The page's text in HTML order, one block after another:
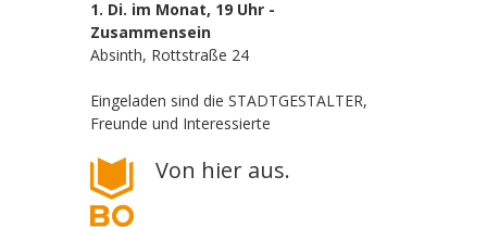
1. Di. im Monat, 19 Uhr -
Zusammensein
Absinth, Rottstraße 24
Eingeladen sind die STADTGESTALTER,
Freunde und Interessierte
Von hier aus.